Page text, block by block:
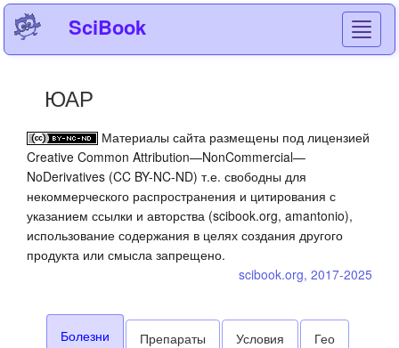
SciBook
ЮАР
Материалы сайта размещены под лицензией
Creative Common Attribution—NonCommercial—
NoDerivatives (CC BY-NC-ND) т.е. свободны для
некоммерческого распространения и цитирования с
указанием ссылки и авторства (scibook.org, amantonio),
использование содержания в целях создания другого
продукта или смысла запрещено.
scibook.org, 2017-2025
Болезни Препараты Условия
Гео